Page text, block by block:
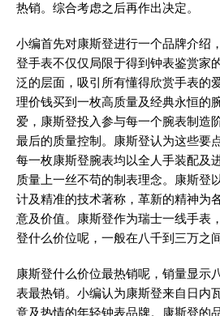
热销。综合考虑之后再作出决定。
小编首先对康斯登进行一个品牌介绍
登手表不仅仅局限于得到钟表鉴赏家
泛的层面，吸引所有懂得欣赏手表的
理价钱买到一枚高质量及经典永恒的
爱，康斯登投入参与每一个腕表制造
最后的质量控制。康斯登认为这些要
每一枚康斯登腕表均以全人手装配及
质量上一丝不苟的制表理念。康斯登
计及精准的技术著称，革新的精神为
意及价值。康斯登作为瑞士一线手表
登什么价位呢，一般在八千到三万之间
康斯登什么价位最热销呢，销量显示
表最热销。小编认为康斯登来自日内
意及热情的年轻钟表品牌。康斯登的